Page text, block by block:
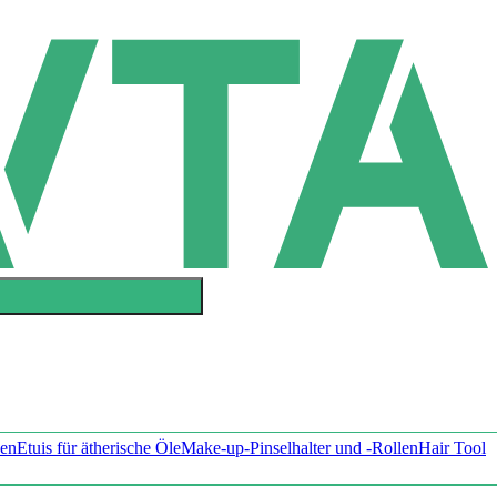
Etuis für ätherische ÖleMake-up-Pinselhalter und -RollenHair Tool